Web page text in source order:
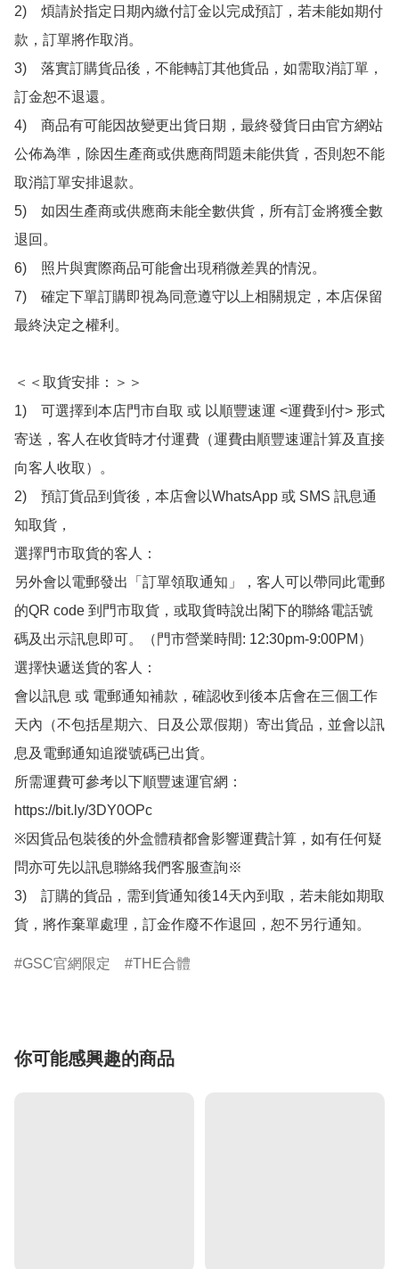
2)　煩請於指定日期內繳付訂金以完成預訂，若未能如期付
款，訂單將作取消。
3)　落實訂購貨品後，不能轉訂其他貨品，如需取消訂單，
訂金恕不退還。
4)　商品有可能因故變更出貨日期，最終發貨日由官方網站
公佈為準，除因生產商或供應商問題未能供貨，否則恕不能
取消訂單安排退款。
5)　如因生產商或供應商未能全數供貨，所有訂金將獲全數
退回。
6)　照片與實際商品可能會出現稍微差異的情況。
7)　確定下單訂購即視為同意遵守以上相關規定，本店保留
最終決定之權利。
＜＜取貨安排：＞＞
1)　可選擇到本店門市自取 或 以順豐速運 <運費到付> 形式
寄送，客人在收貨時才付運費（運費由順豐速運計算及直接
向客人收取）。
2)　預訂貨品到貨後，本店會以WhatsApp 或 SMS 訊息通
知取貨，
選擇門市取貨的客人：
另外會以電郵發出「訂單領取通知」，客人可以帶同此電郵
的QR code 到門市取貨，或取貨時說出閣下的聯絡電話號
碼及出示訊息即可。（門市營業時間: 12:30pm-9:00PM）
選擇快遞送貨的客人：
會以訊息 或 電郵通知補款，確認收到後本店會在三個工作
天內（不包括星期六、日及公眾假期）寄出貨品，並會以訊
息及電郵通知追蹤號碼已出貨。
所需運費可參考以下順豐速運官網：
https://bit.ly/3DY0OPc
※因貨品包裝後的外盒體積都會影響運費計算，如有任何疑
問亦可先以訊息聯絡我們客服查詢※
3)　訂購的貨品，需到貨通知後14天內到取，若未能如期取
貨，將作棄單處理，訂金作廢不作退回，恕不另行通知。
GSC官網限定 THE合體
你可能感興趣的商品